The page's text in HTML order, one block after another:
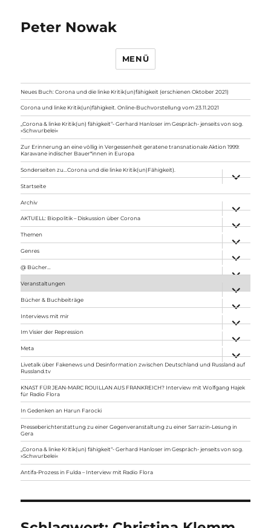
Peter Nowak
MENÜ
Neues Buch: Corona und die linke Kritik(un)fähigkeit (erschienen Oktober 2021)
Corona und linke Kritik(un)fähigkeit. Online-Buchvorstellung vom 23.11.2021
„Corona & linke Kritik(un) fähigkeit“- Gerhard Hanloser im Gespräch- jenseits von sog.
»Schwurbelei«
Zur Erinnerung an eine völlig in Vergessenheit geratene transnationale Aktion 1999:
Karawane indischer Bauer*innen in Europa
Sonderseiten zu…Corona und die linke Kritik(un)Fähigkeit).
anzeigen
Startseite
Archiv
anzeigen
AKTUELL: Biopolitik – Diskussion über Corona
anzeigen
Themen
anzeigen
Genres
anzeigen
@ Bücher…
Veranstaltungen
anzeigen
Bücher & Buchbeiträge
anzeigen
Interviews mit mir
anzeigen
Im Visier der Repression
anzeigen
Meta
anzeigen
Livetalk über Fakenews und Desinformation zwischen Deutschland und Russland auf
Russland.tv
KNAST FÜR JEAN-MARC ROUILLAN AUS FRANKREICH? Interview mit Wolfgang Hajek
für Radio Flora
In Gedenken an Harun Farocki
Presseberichterstattung zu einer Gegenveranstaltung zu einer Sarrazin-Lesung in
Gera
„Corona & linke Kritik(un) fähigkeit“- Gerhard Hanloser im Gespräch- jenseits von sog.
»Schwurbelei«
Antifa-Prozess in Fulda – Interview mit Radio Flora